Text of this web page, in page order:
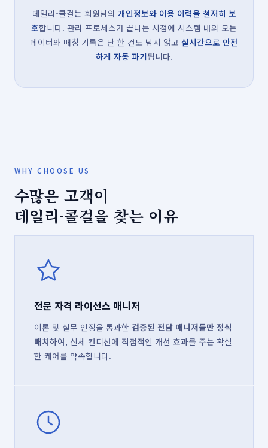
데일리-콜걸는 회원님의 개인정보와 이용 이력을 철저히 보
호합니다. 관리 프로세스가 끝나는 시점에 시스템 내의 모든
데이터와 매칭 기록은 단 한 건도 남지 않고 실시간으로 안전
하게 자동 파기됩니다.
WHY CHOOSE US
수많은 고객이
데일리-콜걸을 찾는 이유
전문 자격 라이선스 매니저
이론 및 실무 인정을 통과한 검증된 전담 매니저들만 정식
배치하여, 신체 컨디션에 직접적인 개선 효과를 주는 확실
한 케어를 약속합니다.